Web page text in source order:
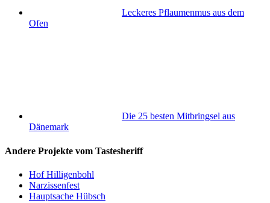
Leckeres Pflaumenmus aus dem
Ofen
Die 25 besten Mitbringsel aus
Dänemark
Andere Projekte vom Tastesheriff
Hof Hilligenbohl
Narzissenfest
Hauptsache Hübsch